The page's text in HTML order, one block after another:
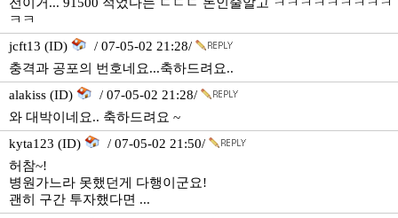
ㅋㅋ
jcft13 (ID)
/ 07-05-02 21:28/
충격과 공포의 번호네요...축하드려요..
alakiss (ID)
/ 07-05-02 21:28/
와 대박이네요.. 축하드려요 ~
kyta123 (ID)
/ 07-05-02 21:50/
허참~!
병원가느라 못했던게 다행이군요!
괜히 구간 투자했다면 ...